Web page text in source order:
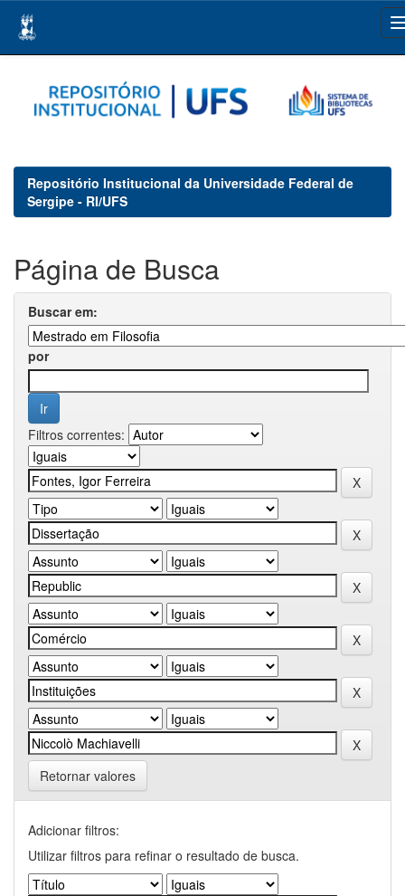
navigation
Repositório Institucional da Universidade Federal de
Sergipe - RI/UFS
Página de Busca
Buscar em:
por
Filtros correntes:
Retornar valores
Adicionar filtros:
Utilizar filtros para refinar o resultado de busca.